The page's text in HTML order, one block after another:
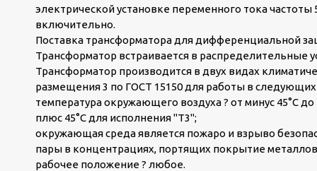
электрической установке переменного тока частоты
включительно.
Поставка трансформатора для дифференциальной
Трансформатор встраивается в распределительные
Трансформатор производится в двух видах
размещения 3 по ГОСТ 15150 для работы в следующих
температура окружающего воздуха ? от минус 45°С
плюс 45°С для исполнения "Т3";
окружающая среда является пожаро и взрыво
пары в концентрациях, портящих покрытие
рабочее положение ? любое.